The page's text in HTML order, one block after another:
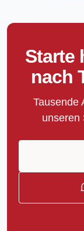
Starte
nach
Tausende
unseren